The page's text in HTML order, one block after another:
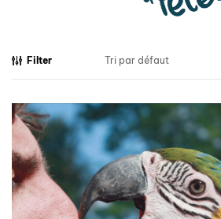
Filter